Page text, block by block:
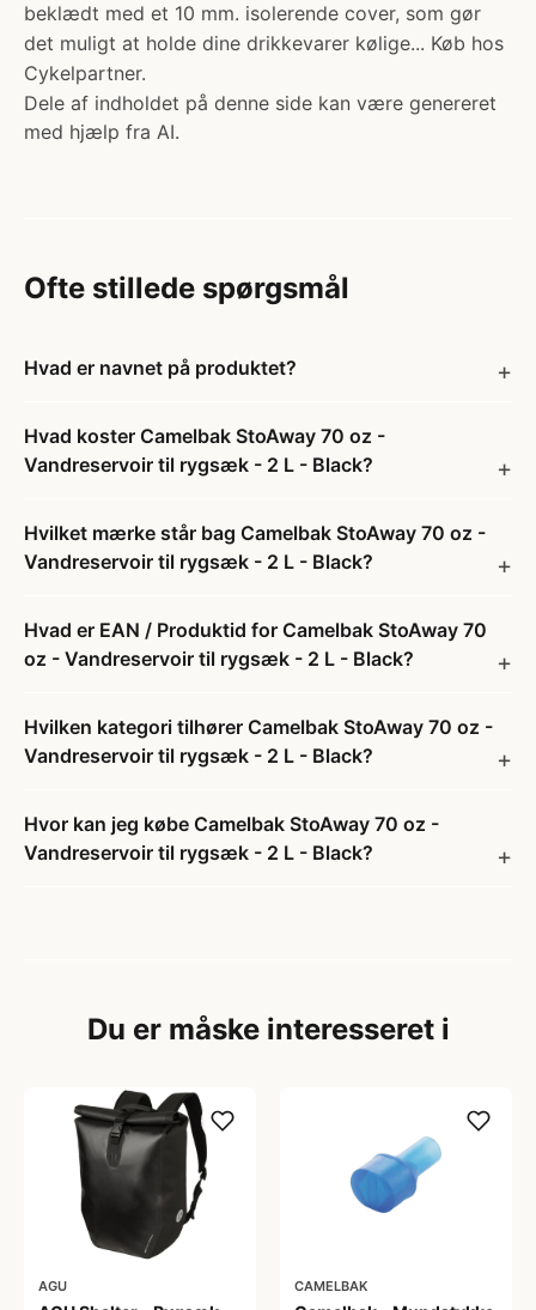
beklædt med et 10 mm. isolerende cover, som gør
det muligt at holde dine drikkevarer kølige... Køb hos
Cykelpartner.
Dele af indholdet på denne side kan være genereret
med hjælp fra AI.
Ofte stillede spørgsmål
Hvad er navnet på produktet?
Hvad koster Camelbak StoAway 70 oz -
Vandreservoir til rygsæk - 2 L - Black?
Hvilket mærke står bag Camelbak StoAway 70 oz -
Vandreservoir til rygsæk - 2 L - Black?
Hvad er EAN / Produktid for Camelbak StoAway 70
oz - Vandreservoir til rygsæk - 2 L - Black?
Hvilken kategori tilhører Camelbak StoAway 70 oz -
Vandreservoir til rygsæk - 2 L - Black?
Hvor kan jeg købe Camelbak StoAway 70 oz -
Vandreservoir til rygsæk - 2 L - Black?
Du er måske interesseret i
AGU CAMELBAK